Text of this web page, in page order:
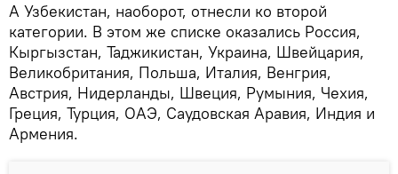
А Узбекистан, наоборот, отнесли ко второй
категории. В этом же списке оказались Россия,
Кыргызстан, Таджикистан, Украина, Швейцария,
Великобритания, Польша, Италия, Венгрия,
Австрия, Нидерланды, Швеция, Румыния, Чехия,
Греция, Турция, ОАЭ, Саудовская Аравия, Индия и
Армения.